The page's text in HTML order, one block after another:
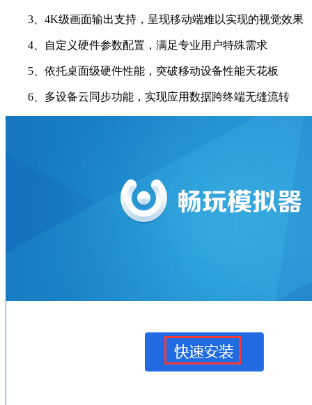
3、4K级画面输出支持，呈现移动端难以实现的视觉效果
4、自定义硬件参数配置，满足专业用户特殊需求
5、依托桌面级硬件性能，突破移动设备性能天花板
6、多设备云同步功能，实现应用数据跨终端无缝流转